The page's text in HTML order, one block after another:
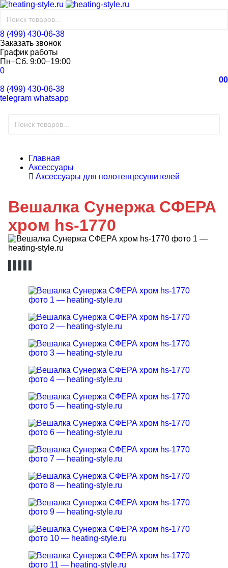
8 (499) 430-06-38
Заказать звонок
График работы
Пн–Сб. 9:00–19:00
0
00
8 (499) 430-06-38
telegram whatsapp
Главная
Аксессуары
Аксессуары для полотенцесушителей
Вешалка Сунержа СФЕРА
хром hs-1770